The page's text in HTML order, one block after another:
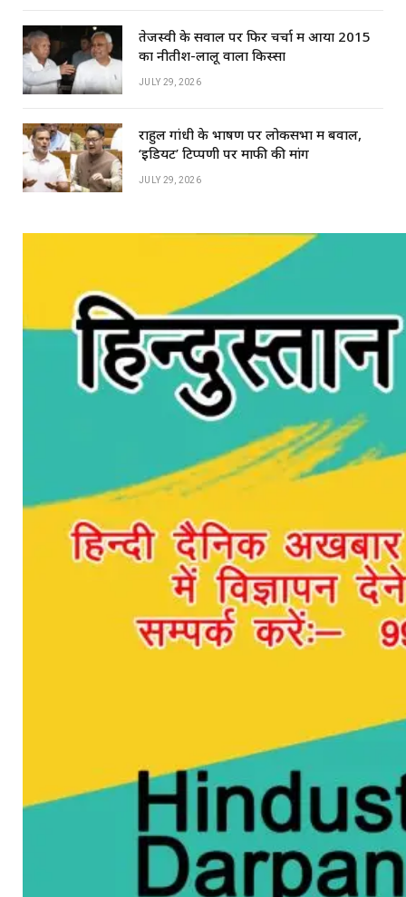
तेजस्वी के सवाल पर फिर चर्चा में आया 2015
का नीतीश-लालू वाला किस्सा
JULY 29, 2026
राहुल गांधी के भाषण पर लोकसभा में बवाल,
‘इडियट’ टिप्पणी पर माफी की मांग
JULY 29, 2026